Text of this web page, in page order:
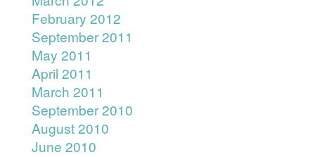
February 2012
September 2011
May 2011
April 2011
March 2011
September 2010
August 2010
June 2010